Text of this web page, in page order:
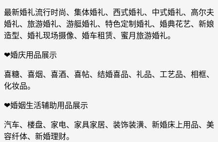
最新婚礼流行时尚、集体婚礼、西式婚礼、中式婚礼、高尔夫
婚礼、旅游婚礼、游艇婚礼、特色定制婚礼、婚典花艺、新娘
造型、婚礼现场摄像、婚车租赁、蜜月旅游婚礼。
❤婚庆用品展示
喜糖、喜烟、喜酒、喜帖、结婚喜品、礼品、工艺品、相框、
化妆品。
❤婚姻生活辅助用品展示
汽车、楼盘、家电、家具家居、装饰装潢、新婚床上用品、美
容纤体、新婚理财。